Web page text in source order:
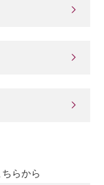
らから